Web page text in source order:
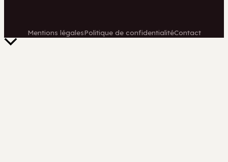
Mentions légalesPolitique de confidentialitéContact